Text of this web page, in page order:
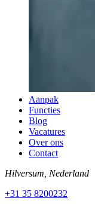
Aanpak
Functies
Blog
Vacatures
Over ons
Contact
Hilversum, Nederland
+31 35 8200232